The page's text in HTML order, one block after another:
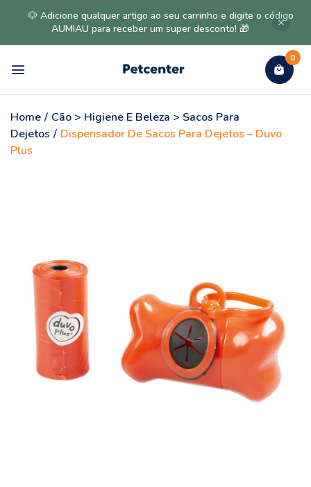
🐶 Adicione qualquer artigo ao seu carrinho e digite o código
AUMIAU para receber um super desconto! 🎁
0
Home / Cão > Higiene E Beleza > Sacos Para
Dejetos / Dispensador De Sacos Para Dejetos – Duvo
Plus